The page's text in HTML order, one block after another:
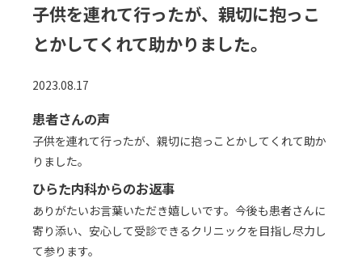
子供を連れて行ったが、親切に抱っこ
とかしてくれて助かりました。
2023.08.17
患者さんの声
子供を連れて行ったが、親切に抱っことかしてくれて助か
りました。
ひらた内科からのお返事
ありがたいお言葉いただき嬉しいです。今後も患者さんに
寄り添い、安心して受診できるクリニックを目指し尽力し
て参ります。